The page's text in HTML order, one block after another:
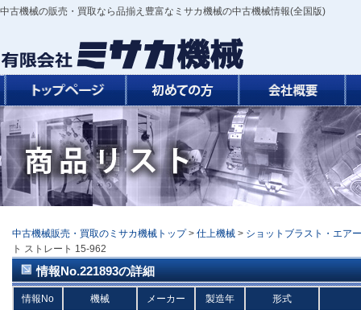
中古機械の販売・買取なら品揃え豊富なミサカ機械の中古機械情報(全国版)
中古機械販売・買取のミサカ機械トップ > 仕上機械 > ショットブラスト・エア
ト ストレート 15-962
情報No.221893の詳細
情報No 機械 メーカー 製造年 形式